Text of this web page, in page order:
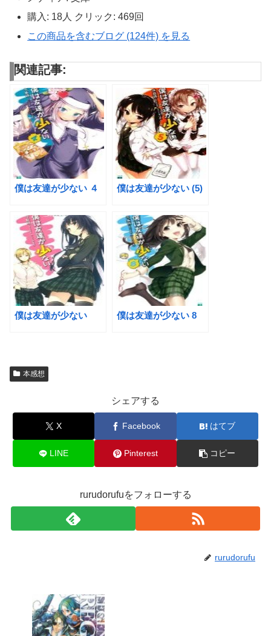
購入: 18人 クリック : 469回
この商品を含むブログ (124件) を見る
関連記事:
僕は友達が少ない ４ 僕は友達が少ない (5)
僕は友達が少ない 僕は友達が少ない 8
本感想
シェアする
X Facebook はてブ
LINE Pinterest コピー
rurudorufuをフォローする
rurudorufu